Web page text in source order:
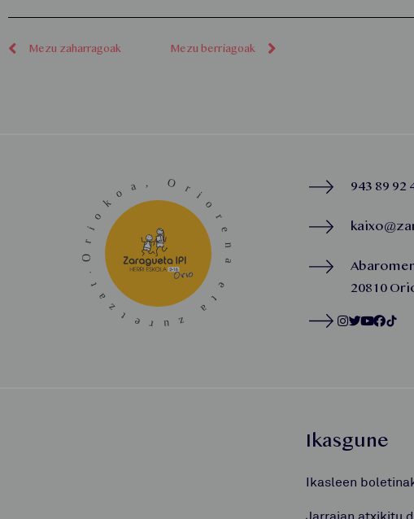
Mezu zaharragoak Mezu berriagoak
943 89 92
20810
Ikasgune
Ikasleen
Jarraian atxikitu